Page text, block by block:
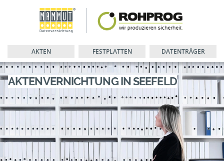
AKTEN FESTPLATTEN DATENTRÄGER
AKTENVERNICHTUNG IN SEEFELD